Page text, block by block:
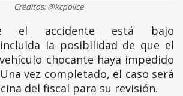
Créditos: @kcpolice
el accidente está bajo
la posibilidad de que el
chocante haya impedido
vez completado, el caso será
del fiscal para su revisión.